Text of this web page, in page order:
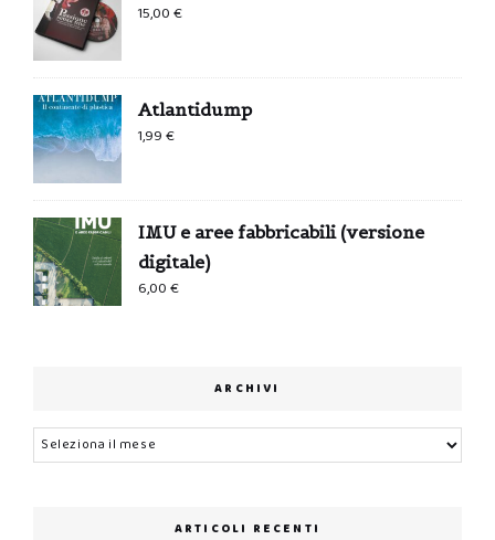
15,00€
Atlantidump
1,99€
IMU e aree fabbricabili (versione
digitale)
6,00€
ARCHIVI
Archivi
ARTICOLI RECENTI